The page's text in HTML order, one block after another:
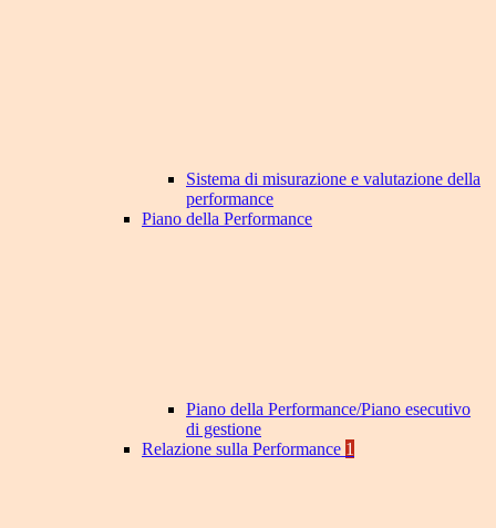
Sistema di misurazione e valutazione della
performance
Piano della Performance
Piano della Performance/Piano esecutivo
di gestione
Relazione sulla Performance 1